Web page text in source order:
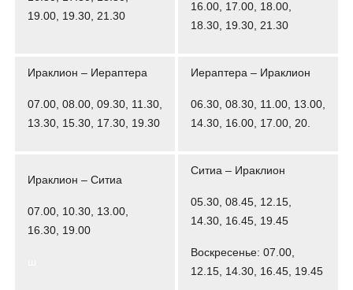
19.00, 19.30, 21.30
16.00, 17.00, 18.00,
18.30, 19.30, 21.30
Ираклион – Иераптера
07.00, 08.00, 09.30, 11.30,
13.30, 15.30, 17.30, 19.30
Иераптера – Ираклион
06.30, 08.30, 11.00, 13.00,
14.30, 16.00, 17.00, 20.
Ираклион – Ситиа
07.00, 10.30, 13.00,
16.30, 19.00
Ситиа – Ираклион
05.30, 08.45, 12.15,
14.30, 16.45, 19.45
Воскресенье: 07.00,
12.15, 14.30, 16.45, 19.45